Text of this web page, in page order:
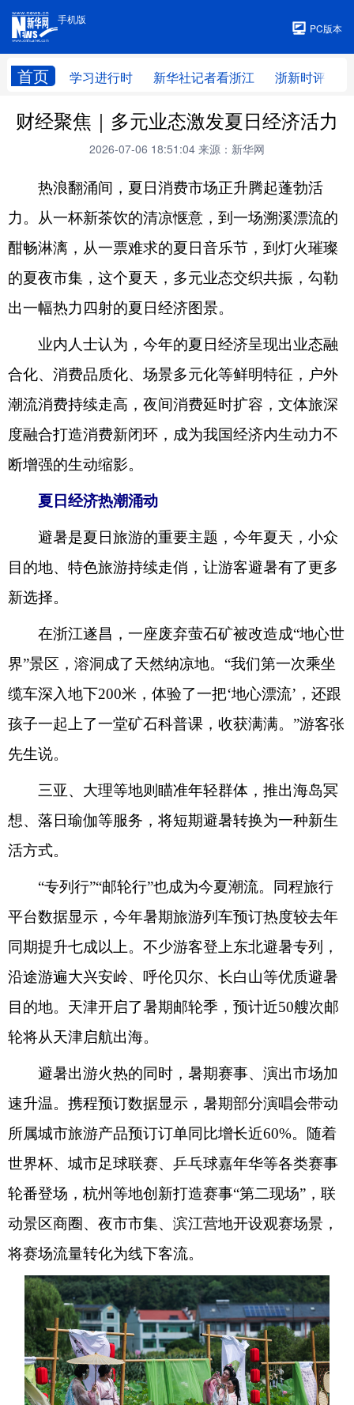
手机版
PC版本
首页 学习进行时 新华社记者看浙江 浙新时评
手机版
财经聚焦｜多元业态激发夏日经济活力
2026-07-06 18:51:04 来源：新华网
热浪翻涌间，夏日消费市场正升腾起蓬勃活
力。从一杯新茶饮的清凉惬意，到一场溯溪漂流的
酣畅淋漓，从一票难求的夏日音乐节，到灯火璀璨
的夏夜市集，这个夏天，多元业态交织共振，勾勒
出一幅热力四射的夏日经济图景。
业内人士认为，今年的夏日经济呈现出业态融
合化、消费品质化、场景多元化等鲜明特征，户外
潮流消费持续走高，夜间消费延时扩容，文体旅深
度融合打造消费新闭环，成为我国经济内生动力不
断增强的生动缩影。
夏日经济热潮涌动
避暑是夏日旅游的重要主题，今年夏天，小众
目的地、特色旅游持续走俏，让游客避暑有了更多
新选择。
在浙江遂昌，一座废弃萤石矿被改造成“地心世
界”景区，溶洞成了天然纳凉地。“我们第一次乘坐
缆车深入地下200米，体验了一把‘地心漂流’，还跟
孩子一起上了一堂矿石科普课，收获满满。”游客张
先生说。
三亚、大理等地则瞄准年轻群体，推出海岛冥
想、落日瑜伽等服务，将短期避暑转换为一种新生
活方式。
“专列行”“邮轮行”也成为今夏潮流。同程旅行
平台数据显示，今年暑期旅游列车预订热度较去年
同期提升七成以上。不少游客登上东北避暑专列，
沿途游遍大兴安岭、呼伦贝尔、长白山等优质避暑
目的地。天津开启了暑期邮轮季，预计近50艘次邮
轮将从天津启航出海。
避暑出游火热的同时，暑期赛事、演出市场加
速升温。携程预订数据显示，暑期部分演唱会带动
所属城市旅游产品预订订单同比增长近60%。随着
世界杯、城市足球联赛、乒乓球嘉年华等各类赛事
轮番登场，杭州等地创新打造赛事“第二现场”，联
动景区商圈、夜市市集、滨江营地开设观赛场景，
将赛场流量转化为线下客流。